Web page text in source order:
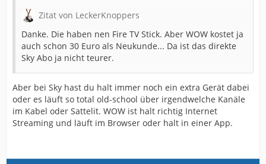
Zitat von LeckerKnoppers
Danke. Die haben nen Fire TV Stick. Aber WOW kostet ja
auch schon 30 Euro als Neukunde... Da ist das direkte
Sky Abo ja nicht teurer.
Aber bei Sky hast du halt immer noch ein extra Gerät dabei
oder es läuft so total old-school über irgendwelche Kanäle
im Kabel oder Sattelit. WOW ist halt richtig Internet
Streaming und läuft im Browser oder halt in einer App.